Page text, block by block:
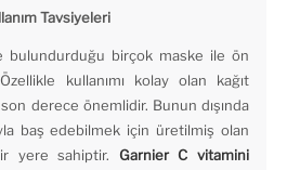
Tavsiyeleri
bulundurduğu birçok maske ile ön
kullanımı kolay olan kağıt
derece önemlidir. Bunun dışında
baş edebilmek için üretilmiş olan
yere sahiptir. Garnier C vitamini